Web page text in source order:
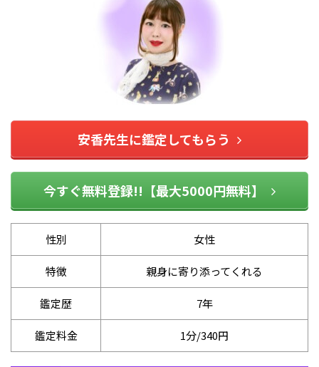
安香先生に鑑定してもらう
今すぐ無料登録!!【最大5000円無料】
性別 女性
特徴 親身に寄り添ってくれる
鑑定歴 7年
鑑定料金 1分/340円